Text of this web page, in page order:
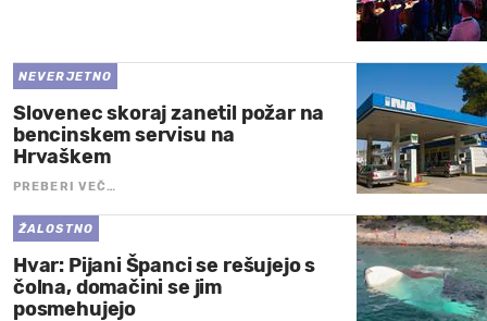
NEVERJETNO
Slovenec skoraj zanetil požar na
bencinskem servisu na
Hrvaškem
PREBERI VEČ…
ŽALOSTNO
Hvar: Pijani Španci se rešujejo s
čolna, domačini se jim
posmehujejo